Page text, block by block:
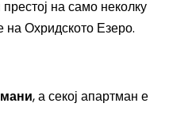
на само неколку
Охридското Езеро.
, а секој апартман е